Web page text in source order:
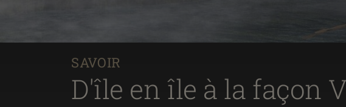
SAVOIR
D'île en île à la façon